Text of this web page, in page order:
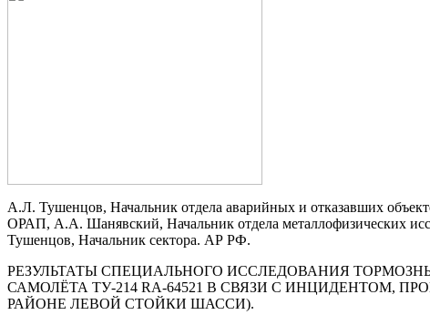
А.Л. Тушенцов, Начальник отдела аварийных и отказавших
ОРАП, А.А. Шанявский, Начальник отдела металлофизических
Тушенцов, Начальник сектора. АР РФ.
РЕЗУЛЬТАТЫ СПЕЦИАЛЬНОГО ИССЛЕДОВАНИЯ
САМОЛЁТА ТУ-214 RA-64521 В СВЯЗИ С ИНЦИДЕНТОМ,
РАЙОНЕ ЛЕВОЙ СТОЙКИ ШАССИ).